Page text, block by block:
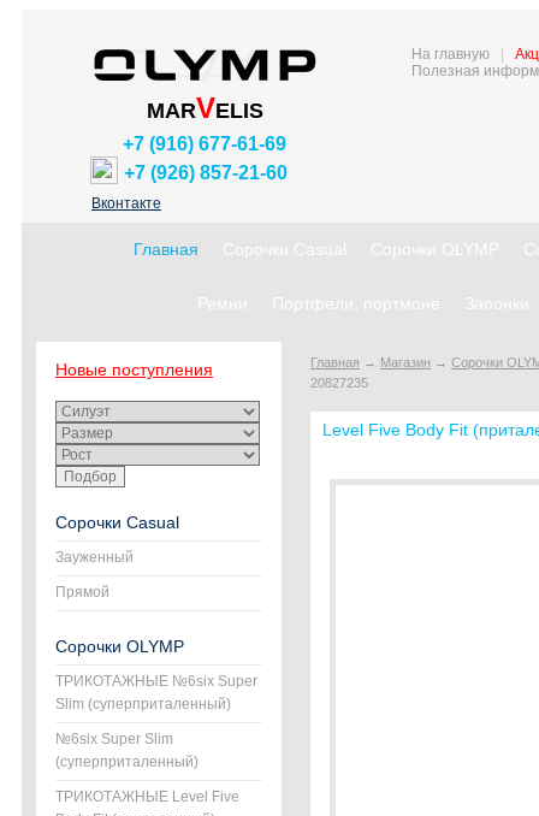
MARVELIS
+7 (916) 677-61-69
+7 (926) 857-21-60
Вконтакте
На главную
Полезная
Главная Сорочки Casual Сорочки OLYMP
Ремни Портфели, портмоне Запонки
Новые поступления
Сорочки Casual
Зауженный
Прямой
Сорочки OLYMP
ТРИКОТАЖНЫЕ №6six Super
Slim (суперприталенный)
№6six Super Slim
(суперприталенный)
ТРИКОТАЖНЫЕ Level Five
Главная → Магазин → Сорочки
20827235
Level Five Body Fit